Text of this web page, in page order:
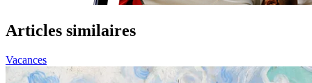
Articles similaires
Vacances